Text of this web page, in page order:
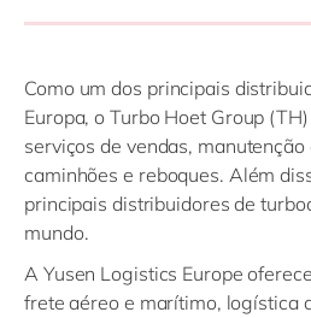
Como um dos principais
Europa, o Turbo Hoet Group
serviços de vendas,
caminhões e reboques. Além
principais distribuidores de
mundo.
A Yusen Logistics Europe
frete aéreo e marítimo, logística